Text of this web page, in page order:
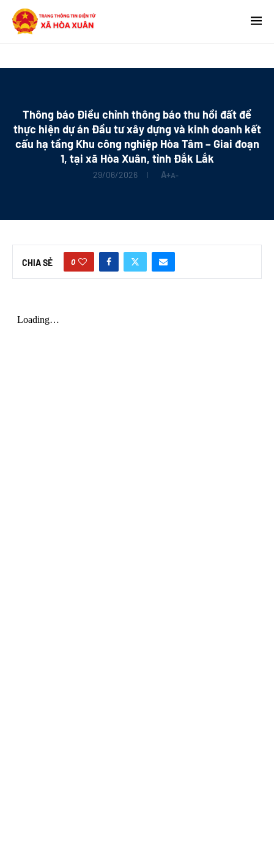
Thông báo Điều chỉnh thông báo thu hồi đất để
thực hiện dự án Đầu tư xây dựng và kinh doanh kết
cấu hạ tầng Khu công nghiệp Hòa Tâm – Giai đoạn
1, tại xã Hòa Xuân, tỉnh Đắk Lắk
29/06/2026 A+A-
CHIA SẺ 0